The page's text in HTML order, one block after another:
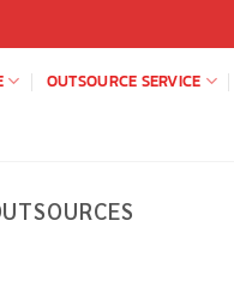
OUTSOURCE SERVICE